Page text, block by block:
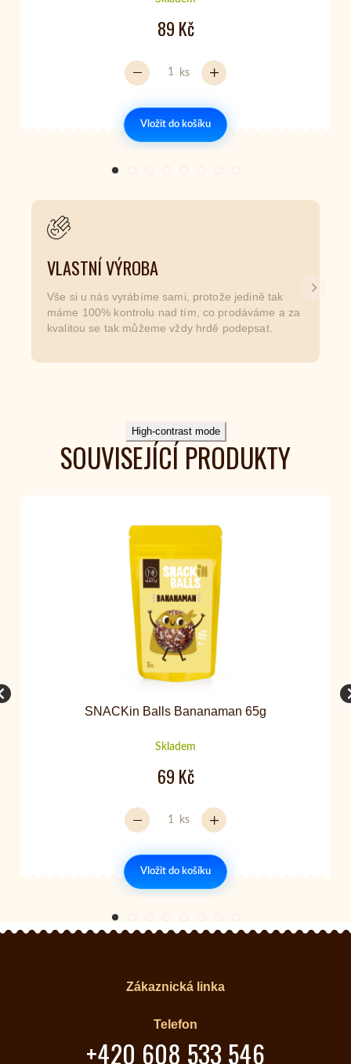
89 Kč
ks
Vložit do košíku
VLASTNÍ VÝROBA
Vše si u nás vyrábíme sami, protože jedině tak
máme 100% kontrolu nad tím, co prodáváme a za
kvalitou se tak můžeme vždy hrdě podepsat.
Další
High-contrast mode
SOUVISEJÍCÍ PRODUKTY
SNACKin Balls Bananaman 65g
Skladem
69 Kč
ks
Vložit do košíku
Zákaznická linka
Telefon
+420 608 533 546